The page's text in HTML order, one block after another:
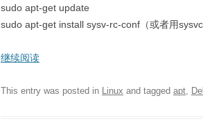
sudo apt-get update
sudo apt-get install sysv-rc-conf（或者用
继续阅读
This entry was posted in Linux and tagged apt,